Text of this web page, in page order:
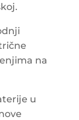
na
u